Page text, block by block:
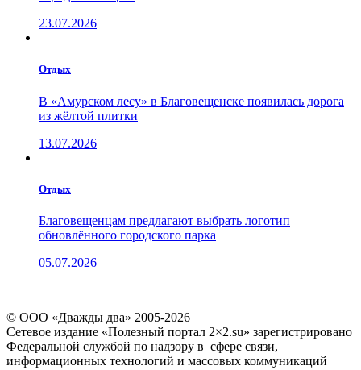
23.07.2026
Отдых
В «Амурском лесу» в Благовещенске появилась дорога
из жёлтой плитки
13.07.2026
Отдых
Благовещенцам предлагают выбрать логотип
обновлённого городского парка
05.07.2026
© ООО «Дважды два» 2005-2026
Сетевое издание «Полезный портал 2×2.su» зарегистрировано
Федеральной службой по надзору в сфере связи,
информационных технологий и массовых коммуникаций